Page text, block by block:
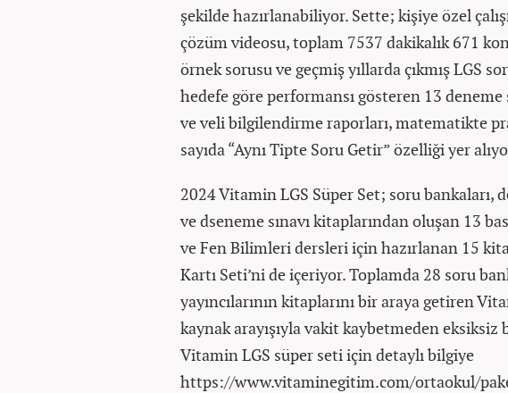
şekilde hazırlanabiliyor. Sette; kişiye özel
çözüm videosu, toplam 7537 dakikalık 671
örnek sorusu ve geçmiş yıllarda çıkmış LGS
hedefe göre performansı gösteren 13
ve veli bilgilendirme raporları, matematikte
sayıda “Aynı Tipte Soru Getir” özelliği yer
2024 Vitamin LGS Süper Set; soru bankaları,
ve dseneme sınavı kitaplarından oluşan 13
ve Fen Bilimleri dersleri için hazırlanan 15
Kartı Seti’ni de içeriyor. Toplamda 28 soru
yayıncılarının kitaplarını bir araya getiren
kaynak arayışıyla vakit kaybetmeden eksiksiz
Vitamin LGS süper seti için detaylı bilgiye
https://www.vitaminegitim.com/ortaokul/